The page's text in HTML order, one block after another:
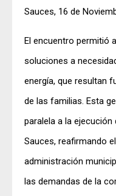
Sauces, 16 de
El encuentro permitió
soluciones a
energía, que resultan
de las familias. Esta
paralela a la
Sauces, reafirmando
administración
las demandas de la